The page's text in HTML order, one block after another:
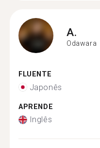
A.
Odawara
FLUENTE
Japonês
APRENDE
Inglês